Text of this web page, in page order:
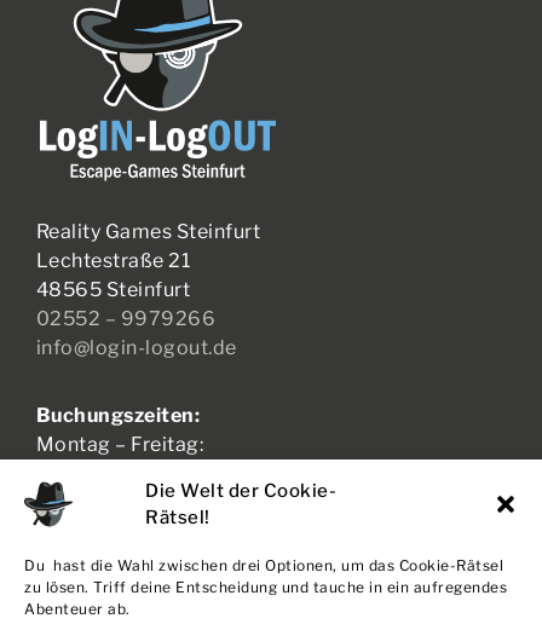
Die Welt der Cookie-
Rätsel!
Du hast die Wahl zwischen drei Optionen, um das Cookie-Rätsel
zu lösen. Triff deine Entscheidung und tauche in ein aufregendes
Abenteuer ab.
Reality Games Steinfurt
Lechtestraße 21
48565 Steinfurt
02552 – 9979266
info@login-logout.de
Buchungszeiten:
Montag – Freitag:
Samstag – Sonntag:
11:00 – 21:00 Uhr
AGB + WIDERRUF